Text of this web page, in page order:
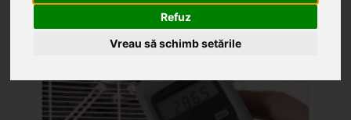
Refuz
Vreau să schimb setările